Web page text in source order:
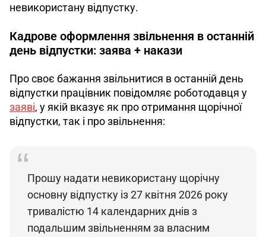
невикористану відпустку.
Кадрове оформлення звільнення в останній
день відпустки: заява + накази
Про своє бажання звільнитися в останній день
відпустки працівник повідомляє роботодавця у
заяві, у якій вказує як про отримання щорічної
відпустки, так і про звільнення:
Прошу надати невикористану щорічну
основну відпустку із 27 квітня 2026 року
тривалістю 14 календарних днів з
подальшим звільненням за власним